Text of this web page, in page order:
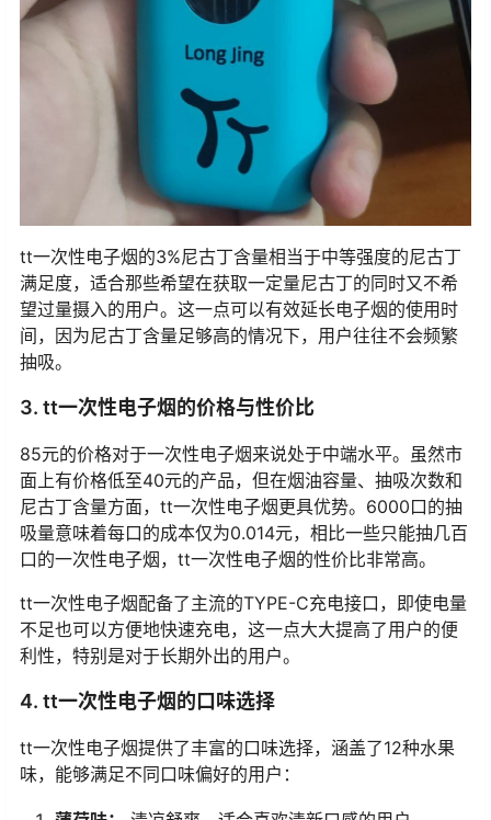
tt一次性电子烟的3%尼古丁含量相当于中等强度的尼古丁
满足度，适合那些希望在获取一定量尼古丁的同时又不希
望过量摄入的用户。这一点可以有效延长电子烟的使用时
间，因为尼古丁含量足够高的情况下，用户往往不会频繁
抽吸。
3. tt一次性电子烟的价格与性价比
85元的价格对于一次性电子烟来说处于中端水平。虽然市
面上有价格低至40元的产品，但在烟油容量、抽吸次数和
尼古丁含量方面，tt一次性电子烟更具优势。6000口的抽
吸量意味着每口的成本仅为0.014元，相比一些只能抽几百
口的一次性电子烟，tt一次性电子烟的性价比非常高。
tt一次性电子烟配备了主流的TYPE-C充电接口，即使电量
不足也可以方便地快速充电，这一点大大提高了用户的便
利性，特别是对于长期外出的用户。
4. tt一次性电子烟的口味选择
tt一次性电子烟提供了丰富的口味选择，涵盖了12种水果
味，能够满足不同口味偏好的用户：